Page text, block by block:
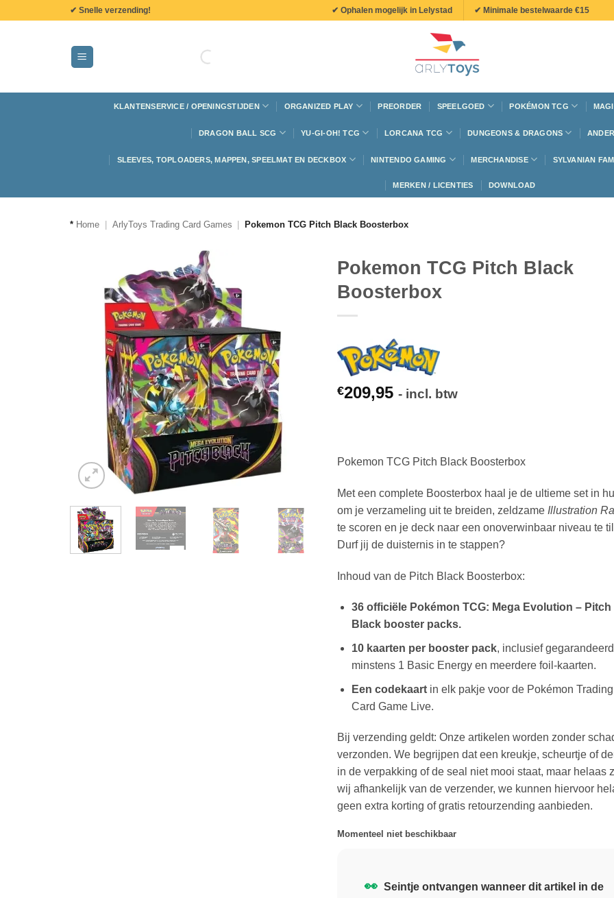
✔ Snelle verzending! ✔ Ophalen mogelijk in Lelystad ✔ Minimale bestelwaarde €15
KLANTENSERVICE / OPENINGSTIJDEN ORGANIZED PLAY PREORDER SPEELGOED POKÉMON TCG
DRAGON BALL SCG YU-GI-OH! TCG LORCANA TCG DUNGEONS & DRAGONS
SLEEVES, TOPLOADERS, MAPPEN, SPEELMAT EN DECKBOX NINTENDO GAMING MERCHANDISE SYLVANIAN
MERKEN / LICENTIES DOWNLOAD
* Home ArlyToys Trading Card Games Pokemon TCG Pitch Black Boosterbox
Pokemon TCG Pitch Black
Boosterbox
€209,95 - incl. btw
Pokemon TCG Pitch Black Boosterbox
Met een complete Boosterbox haal je de ultieme set in
om je verzameling uit te breiden, zeldzame Illustration
te scoren en je deck naar een onoverwinbaar niveau te
Durf jij de duisternis in te stappen?
Inhoud van de Pitch Black Boosterbox:
36 officiële Pokémon TCG: Mega Evolution – Pitch
Black booster packs.
10 kaarten per booster pack, inclusief gegarandeerd
minstens 1 Basic Energy en meerdere foil-kaarten.
Een codekaartin elk pakje voor de Pokémon Trading
Card Game Live.
Bij verzending geldt: Onze artikelen worden zonder
verzonden. We begrijpen dat een kreukje, scheurtje of
in de verpakking of de seal niet mooi staat, maar helaas
wij afhankelijk van de verzender, we kunnen hiervoor
geen extra korting of gratis retourzending aanbieden.
Momenteel niet beschikbaar
👀 Seintje ontvangen wanneer dit artikel in de